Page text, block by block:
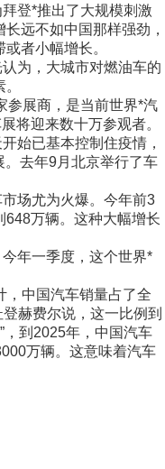
登*推出了大规模刺激
远不如中国那样强劲，
者小幅增长。
为，大城市对燃油车的
参展商，是当前世界*汽
将迎来数十万参观者。
始已基本控制住疫情，
去年9月北京举行了车
场尤为火爆。今年前3
万辆。这种大幅增长
年一季度，这个世界*
，中国汽车销量占了全
赫费尔说，这一比例到
，到2025年，中国汽车
万辆。这意味着汽车